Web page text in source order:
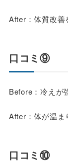
After：体質改善
口コミ⑨
Before：冷えが
After：体が温ま
口コミ⑩